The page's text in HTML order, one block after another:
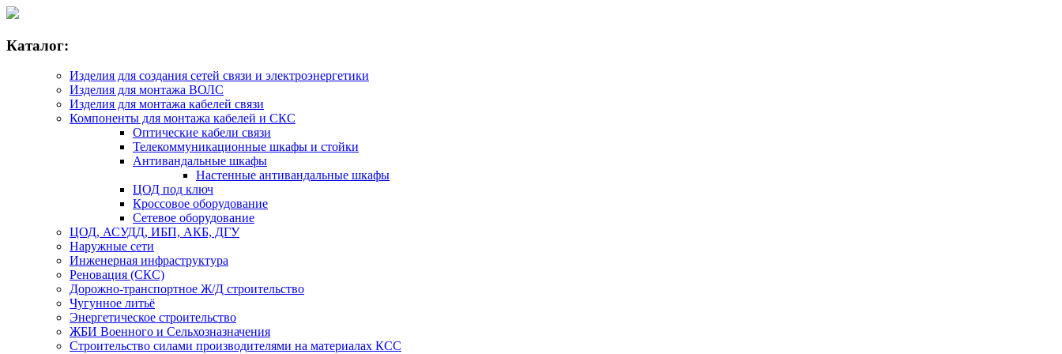
Каталог:
Изделия для создания сетей связи и электроэнергетики
Изделия для монтажа ВОЛС
Изделия для монтажа кабелей связи
Компоненты для монтажа кабелей и СКС
Оптические кабели связи
Телекоммуникационные шкафы и стойки
Антивандальные шкафы
Настенные антивандальные шкафы
ЦОД под ключ
Кроссовое оборудование
Сетевое оборудование
ЦОД, АСУДД, ИБП, АКБ, ДГУ
Наружные сети
Инженерная инфраструктура
Реновация (СКС)
Дорожно-транспортное Ж/Д строительство
Чугунное литьё
Энергетическое строительство
ЖБИ Военного и Сельхозназначения
Строительство силами производителями на материалах КСС